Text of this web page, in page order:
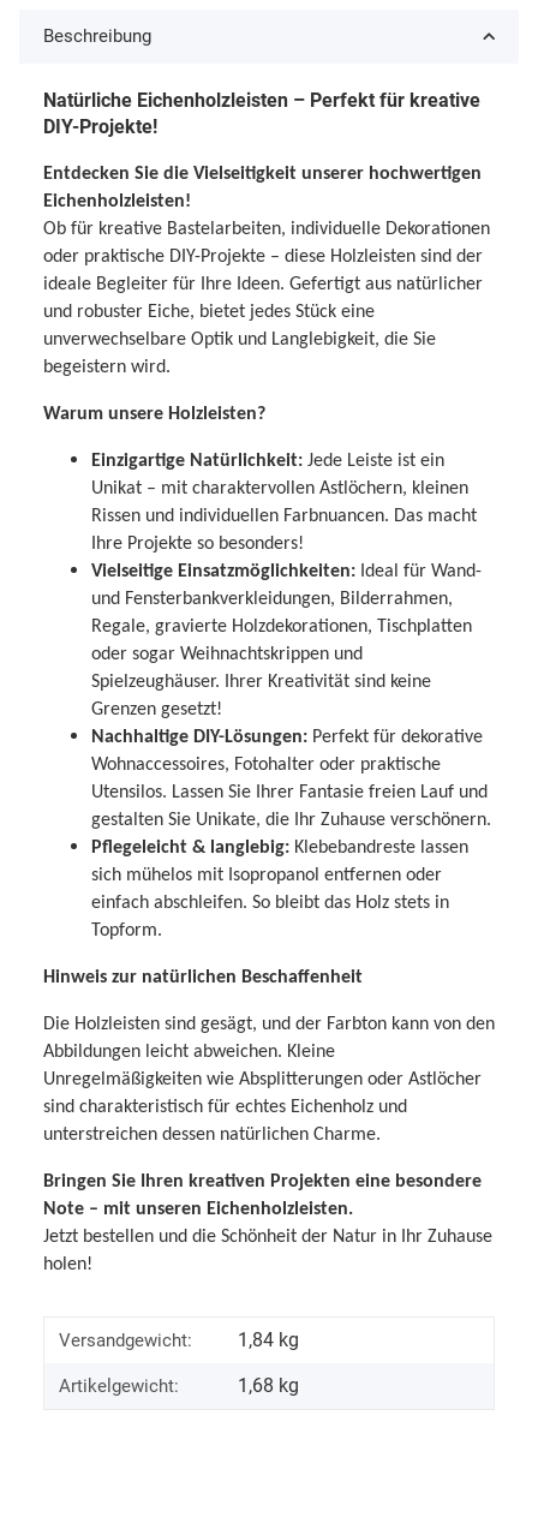
Beschreibung
Natürliche Eichenholzleisten – Perfekt für kreative
DIY-Projekte!
Entdecken Sie die Vielseitigkeit unserer hochwertigen
Eichenholzleisten!
Ob für kreative Bastelarbeiten, individuelle Dekorationen
oder praktische DIY-Projekte – diese Holzleisten sind der
ideale Begleiter für Ihre Ideen. Gefertigt aus natürlicher
und robuster Eiche, bietet jedes Stück eine
unverwechselbare Optik und Langlebigkeit, die Sie
begeistern wird.
Warum unsere Holzleisten?
Einzigartige Natürlichkeit: Jede Leiste ist ein
Unikat – mit charaktervollen Astlöchern, kleinen
Rissen und individuellen Farbnuancen. Das macht
Ihre Projekte so besonders!
Vielseitige Einsatzmöglichkeiten: Ideal für Wand-
und Fensterbankverkleidungen, Bilderrahmen,
Regale, gravierte Holzdekorationen, Tischplatten
oder sogar Weihnachtskrippen und
Spielzeughäuser. Ihrer Kreativität sind keine
Grenzen gesetzt!
Nachhaltige DIY-Lösungen: Perfekt für dekorative
Wohnaccessoires, Fotohalter oder praktische
Utensilos. Lassen Sie Ihrer Fantasie freien Lauf und
gestalten Sie Unikate, die Ihr Zuhause verschönern.
Pflegeleicht & langlebig: Klebebandreste lassen
sich mühelos mit Isopropanol entfernen oder
einfach abschleifen. So bleibt das Holz stets in
Topform.
Hinweis zur natürlichen Beschaffenheit
Die Holzleisten sind gesägt, und der Farbton kann von den
Abbildungen leicht abweichen. Kleine
Unregelmäßigkeiten wie Absplitterungen oder Astlöcher
sind charakteristisch für echtes Eichenholz und
unterstreichen dessen natürlichen Charme.
Bringen Sie Ihren kreativen Projekten eine besondere
Note – mit unseren Eichenholzleisten.
Jetzt bestellen und die Schönheit der Natur in Ihr Zuhause
holen!
Versandgewicht: 1,84 kg
Artikelgewicht: 1,68 kg